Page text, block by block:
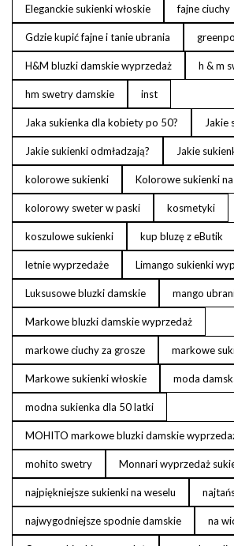
Eleganckie sukienki włoskie fajne ciuchy
Gdzie kupić fajne i tanie ubrania
H&M bluzki damskie wyprzedaż h & m
hm swetry damskie inst
Jaka sukienka dla kobiety po 50? Jakie
Jakie sukienki odmładzają? Jakie
kolorowe sukienki Kolorowe sukienki
kolorowy sweter w paski kosmetyki
koszulowe sukienki kup bluzę z eButik
letnie wyprzedaże Limango sukienki
Luksusowe bluzki damskie mango
Markowe bluzki damskie wyprzedaż
markowe ciuchy za grosze markowe
Markowe sukienki włoskie moda
modna sukienka dla 50 latki
MOHITO markowe bluzki damskie
mohito swetry Monnari wyprzedaż
najpiękniejsze sukienki na weselu
najwygodniejsze spodnie damskie na